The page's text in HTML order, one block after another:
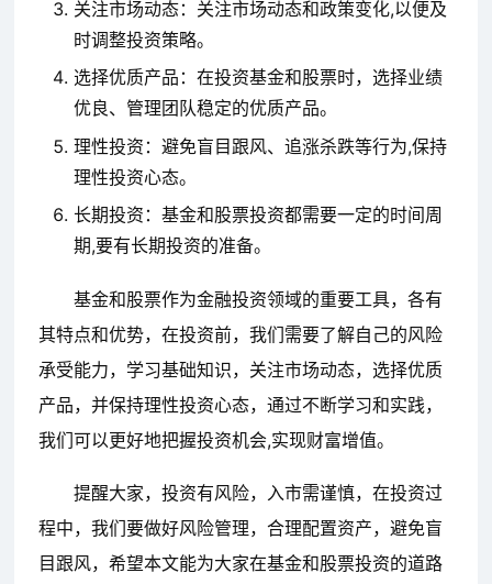
关注市场动态：关注市场动态和政策变化,以便及
时调整投资策略。
选择优质产品：在投资基金和股票时，选择业绩
优良、管理团队稳定的优质产品。
理性投资：避免盲目跟风、追涨杀跌等行为,保持
理性投资心态。
长期投资：基金和股票投资都需要一定的时间周
期,要有长期投资的准备。
基金和股票作为金融投资领域的重要工具，各有
其特点和优势，在投资前，我们需要了解自己的风险
承受能力，学习基础知识，关注市场动态，选择优质
产品，并保持理性投资心态，通过不断学习和实践，
我们可以更好地把握投资机会,实现财富增值。
提醒大家，投资有风险，入市需谨慎，在投资过
程中，我们要做好风险管理，合理配置资产，避免盲
目跟风，希望本文能为大家在基金和股票投资的道路